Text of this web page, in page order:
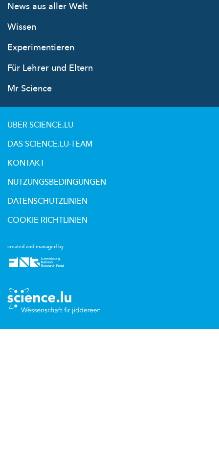
News aus aller Welt
Wissen
Experimentieren
Für Lehrer und Eltern
Mr Science
created and managed by
ÜBER SCIENCE.LU
DAS SCIENCE.LU-TEAM
KONTAKT
NUTZUNGSBEDINGUNGEN
DATENSCHUTZLINIEN
COOKIE RICHTLINIEN